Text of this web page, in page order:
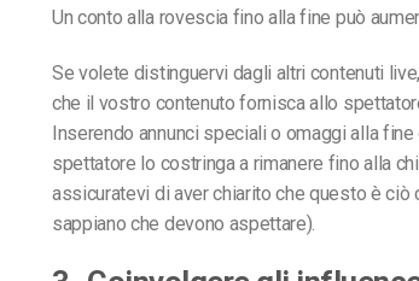
Un conto alla rovescia fino alla fine può
Se volete distinguervi dagli altri contenuti
che il vostro contenuto fornisca allo
Inserendo annunci speciali o omaggi alla
spettatore lo costringa a rimanere fino alla
assicuratevi di aver chiarito che questo è
sappiano che devono aspettare).